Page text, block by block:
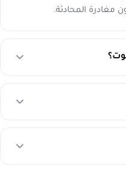
مغادرة المحادثة.